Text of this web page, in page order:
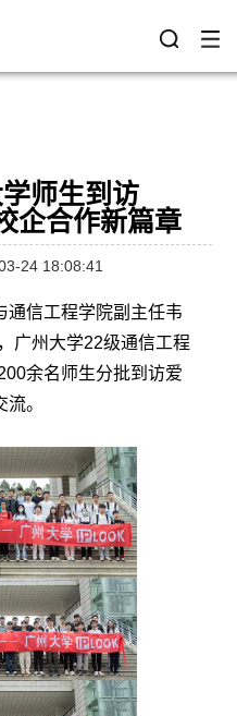
师生到访
企合作新篇章
24 18:08:41
通信工程学院副主任韦
广州大学22级通信工程
余名师生分批到访爱
。